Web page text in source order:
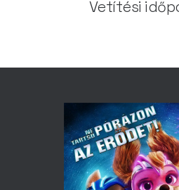
Vetítési